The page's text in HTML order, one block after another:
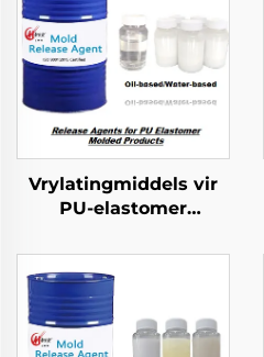
Vrylatingmiddels vir
PU-elastomer